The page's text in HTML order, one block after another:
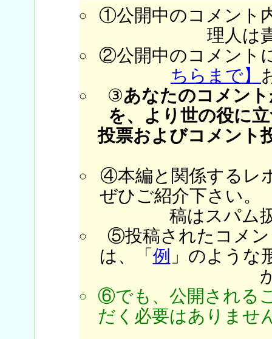
①公開中のコメント
理人は
②公開中のコメント
ちらまで】
③あなたのコメン
を、より世の役に
投票およびコメント
④本編と関係するレ
ぜひご紹介下さい。
稿はスパム
⑤投稿されたコメン
は、「 例 」のような
⑥でも、公開される
だく必要はありませ